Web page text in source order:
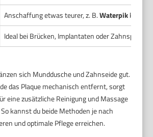
Anschaffung etwas teurer, z. B.Waterpikkostet
Ideal bei Brücken, Implantaten oder
sich Munddusche und Zahnseide gut.
das Plaque mechanisch entfernt, sorgt
eine zusätzliche Reinigung und Massage
kannst du beide Methoden je nach
und optimale Pflege erreichen.